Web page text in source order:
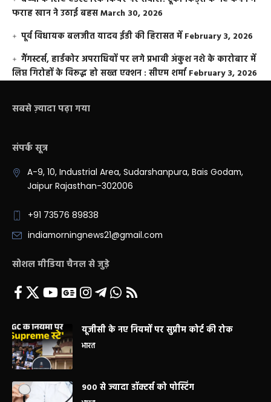
फराह खान ने उठाई बहसMarch 30, 2026
पूर्व विधायक बलजीत यादव ईडी की हिरासत में February 3, 2026
गैंगस्टर्स, हार्डकोर अपराधियों पर लगे प्रभावी अंकुश नशे के कारोबार में
लिप्त गिरोहों के विरूद्ध हो सख्त एक्शन : सीएम शर्मा February 3, 2026
सबसे ज़्यादा पढ़ा गया
संपर्क सूत्र
A-9, 10, Industrial Area, Sudarshanpura, Bais Godam,
Jaipur Rajasthan-302006
+91 73576 89838
indiamorningnews21@gmail.com
सोशल मीडिया चैनल से जुड़े
यूजीसी के नए नियमों पर सुप्रीम कोर्ट की रोक
भारत
900 से ज्यादा डॉक्टर्स को पोस्टिंग